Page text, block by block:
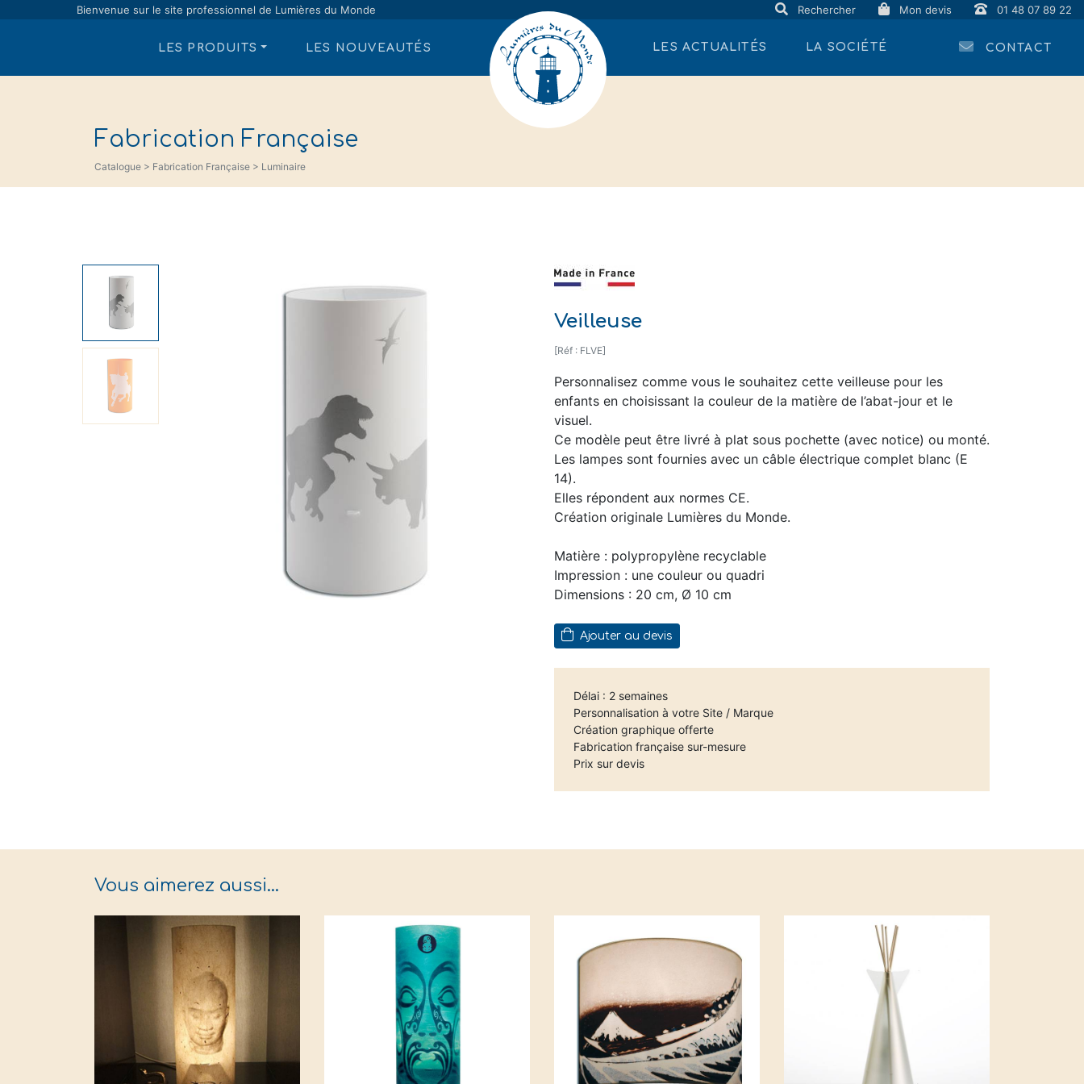
Bienvenue sur le site professionnel de Lumières du Monde Rechercher Mon devis 01 48 07 89 22
LES PRODUITS LES NOUVEAUTÉS LES ACTUALITÉS LA SOCIÉTÉ CONTACT
Fabrication Française
Catalogue > Fabrication Française > Luminaire
Veilleuse
[Réf : FLVE]
Personnalisez comme vous le souhaitez cette veilleuse pour les
enfants en choisissant la couleur de la matière de l’abat-jour et le
visuel.
Ce modèle peut être livré à plat sous pochette (avec notice) ou monté.
Les lampes sont fournies avec un câble électrique complet blanc (E
14).
Elles répondent aux normes CE.
Création originale Lumières du Monde.
Matière : polypropylène recyclable
Impression : une couleur ou quadri
Dimensions : 20 cm, Ø 10 cm
Ajouter au devis
Délai : 2 semaines
Personnalisation à votre Site / Marque
Création graphique offerte
Fabrication française sur-mesure
Prix sur devis
Vous aimerez aussi…